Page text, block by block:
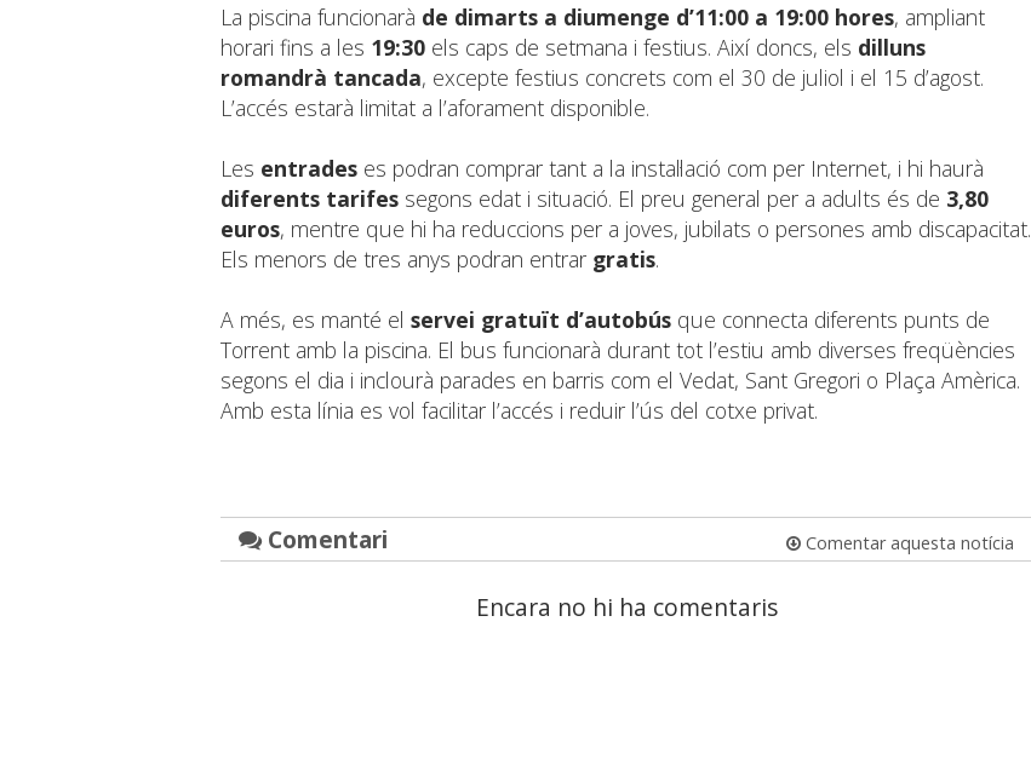
La piscina funcionarà de dimarts a diumenge d’11:00 a 19:00 hores, ampliant
horari fins a les 19:30 els caps de setmana i festius. Així doncs, els dilluns
romandrà tancada, excepte festius concrets com el 30 de juliol i el 15 d’agost.
L’accés estarà limitat a l’aforament disponible.
Les entrades es podran comprar tant a la instal·lació com per Internet, i hi haurà
diferents tarifes segons edat i situació. El preu general per a adults és de 3,80
euros, mentre que hi ha reduccions per a joves, jubilats o persones amb discapacitat.
Els menors de tres anys podran entrar gratis.
A més, es manté el servei gratuït d’autobús que connecta diferents punts de
Torrent amb la piscina. El bus funcionarà durant tot l’estiu amb diverses freqüències
segons el dia i inclourà parades en barris com el Vedat, Sant Gregori o Plaça Amèrica.
Amb esta línia es vol facilitar l’accés i reduir l’ús del cotxe privat.
Comentari Comentar aquesta notícia
Encara no hi ha comentaris